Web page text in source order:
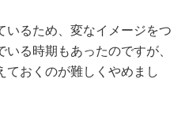
いるため、変なイメージをつ
る時期もあったのですが、
ておくのが難しくやめまし